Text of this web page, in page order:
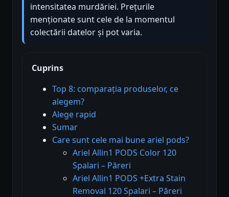
intensitatea murdăriei. Prețurile
menționate sunt cele de la momentul
colectării datelor și pot varia.
Cuprins
Top 8: comparația produselor, ce
alegem?
Alege rapid
Sumar
Care sunt cele mai bune ariel pods?
Ariel Allin1 PODS Color 120
Spalari – Păreri
Ariel Allin1 PODS +Extra Stain
Removal 120 Spalari – Păreri